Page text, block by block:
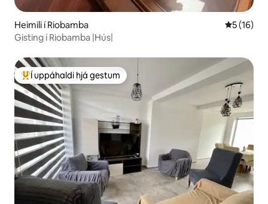
Heimili í Riobamba 5 af 5 í
5 (16)
Gisting í Riobamba |Hús|
Í mestu uppáhaldi hjá gestum
Í uppáhaldi hjá gestum